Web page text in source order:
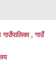
, गाउँ